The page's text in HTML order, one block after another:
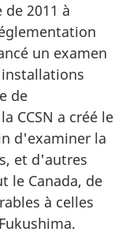
2011 à
un examen
de
CCSN a créé le
d'examiner la
et d'autres
le Canada, de
à celles